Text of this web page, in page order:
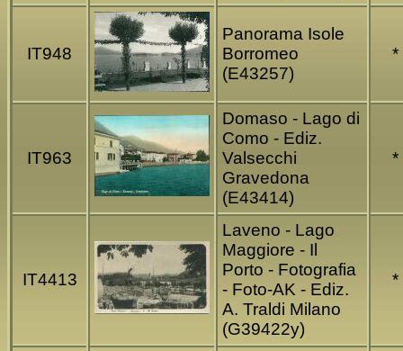
IT948
Panorama Isole
Borromeo
(E43257)
*
IT963
Domaso - Lago di
Como - Ediz.
Valsecchi
Gravedona
(E43414)
*
IT4413
Laveno - Lago
Maggiore - Il
Porto - Fotografia
- Foto-AK - Ediz.
A. Traldi Milano
(G39422y)
*